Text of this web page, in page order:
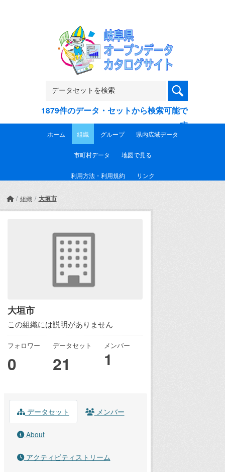
1879件のデータ・セットから検索可能で
す
ホーム 組織 グループ 県内広域データ
市町村データ 地図で見る
利用方法・利用規約 リンク
組織 大垣市
大垣市
この組織には説明がありません
フォロワー
0
データセット
21
メンバー
1
データセット メンバー
About
アクティビティストリーム